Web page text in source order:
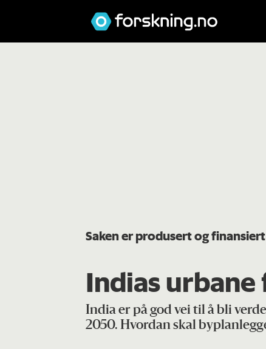
Saken er produsert og
Indias
India er på god vei til å bli
2050. Hvordan skal